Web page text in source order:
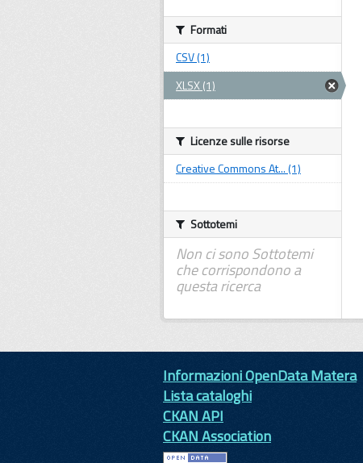
Formati
CSV (1)
XLSX (1)
Licenze sulle risorse
Creative Commons At... (1)
Sottotemi
Non ci sono Sottotemi
che corrispondono a
questa ricerca
Informazioni OpenData Matera
Lista cataloghi
CKAN API
CKAN Association